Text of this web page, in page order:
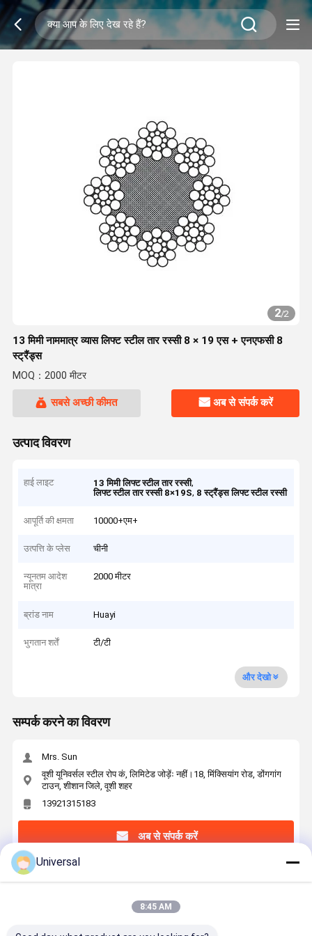
2/2
13 मिमी नाममात्र व्यास लिफ्ट स्टील तार रस्सी 8 × 19 एस + एनएफसी 8
स्ट्रैंड्स
MOQ：2000 मीटर
सबसे अच्छी कीमत अब से संपर्क करें
उत्पाद विवरण
हाई लाइट 13 मिमी लिफ्ट स्टील तार रस्सी,
लिफ्ट स्टील तार रस्सी 8×19S, 8 स्ट्रैंड्स लिफ्ट स्टील रस्सी
आपूर्ति की क्षमता 10000+एम+
उत्पत्ति के प्लेस चीनी
न्यूनतम आदेश
मात्रा
2000 मीटर
ब्रांड नाम Huayi
भुगतान शर्तें टी/टी
और देखो
सम्पर्क करने का विवरण
Mrs. Sun
वूशी यूनिवर्सल स्टील रोप कं, लिमिटेड जोड़ेंः नहीं।18, मिंक्सियांग रोड, डोंगगांग
टाउन, शीशान जिले, वूशी शहर
13921315183
अब से संपर्क करें
सबसे उत्तम प्रतिदान प्राप्त करें
एनएफसी 8 स्ट्रैंड्स
Universal
8:45 AM